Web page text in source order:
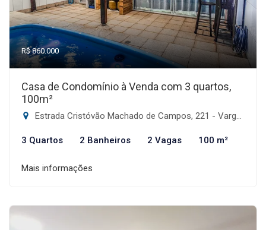
R$ 860.000
Casa de Condomínio à Venda com 3 quartos,
100m²
Estrada Cristóvão Machado de Campos, 221 - Vargem Grande, Florianópolis-SC
3 Quartos 2 Banheiros 2 Vagas 100 m²
Mais informações